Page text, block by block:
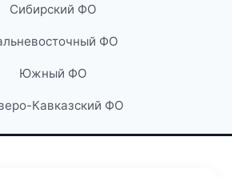
Сибирский ФО
ФО
Южный ФО
Кавказский ФО